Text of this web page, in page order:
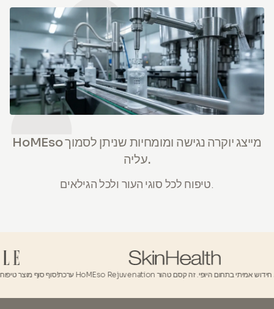
HoMEso מייצג יוקרה נגישה ומומחיות שניתן לסמוך
עליה.
טיפוח לכל סוגי העור ולכל הגילאים.
סוף סוף מוצר טיפוח עור שמביא תוצאות! ערכת HoMEso Rejuvenation היא חידוש אמיתי בתחום היופי. זה קסם טהור!...